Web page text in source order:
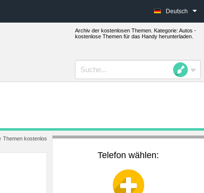
Deutsch
Archiv der kostenlosen Themen. Kategorie: Autos -
kostenlose Themen für das Handy herunterladen.
Themen kostenlos
Telefon wählen: